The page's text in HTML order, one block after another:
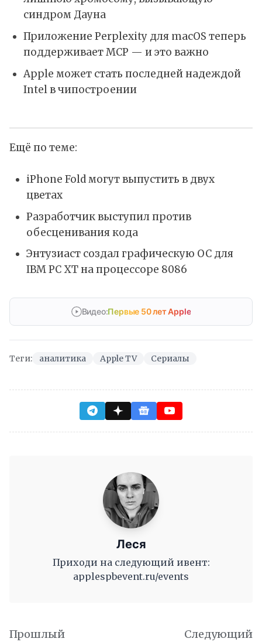
синдром Дауна
Приложение Perplexity для macOS теперь
поддерживает MCP — и это важно
Apple может стать последней надеждой
Intel в чипостроении
Ещё по теме:
iPhone Fold могут выпустить в двух
цветах
Разработчик выступил против
обесценивания кода
Энтузиаст создал графическую ОС для
IBM PC XT на процессоре 8086
Видео:Первые 50 лет Apple
Теги: аналитика Apple TV Сериалы
Леся
Приходи на следующий ивент:
applespbevent.ru/events
Прошлый
Следующий